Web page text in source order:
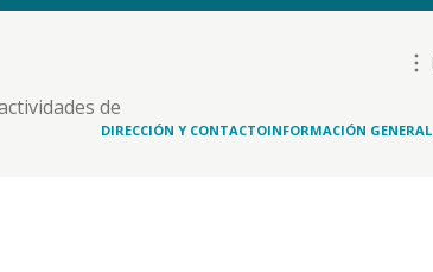
de
inmobiliarios porDIRECCIÓN Y CONTACTOINFORMACIÓN GENERAL